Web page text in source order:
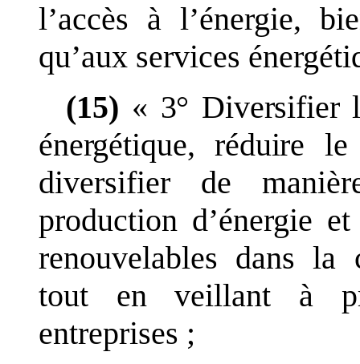
l’accès à l’énergie,
qu’aux services
(15) « 3° Diversifier
énergétique, réduire
diversifier de
production d’énergie
renouvelables dans la
tout en veillant à
entreprises ;